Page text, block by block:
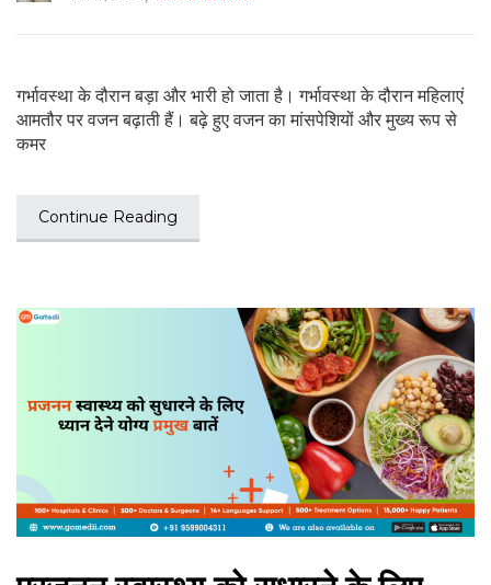
गर्भावस्था के दौरान बड़ा और भारी हो जाता है। गर्भावस्था के दौरान महिलाएं
आमतौर पर वजन बढ़ाती हैं। बढ़े हुए वजन का मांसपेशियों और मुख्य रूप से
कमर
Continue Reading